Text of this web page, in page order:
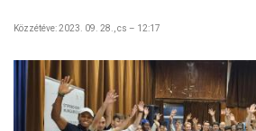
Közzétéve:2023. 09. 28., cs – 12:17